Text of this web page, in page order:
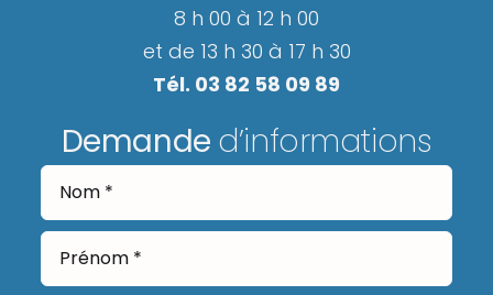
8 h 00 à 12 h 00
et de 13 h 30 à 17 h 30
Tél. 03 82 58 09 89
Demande d’informations